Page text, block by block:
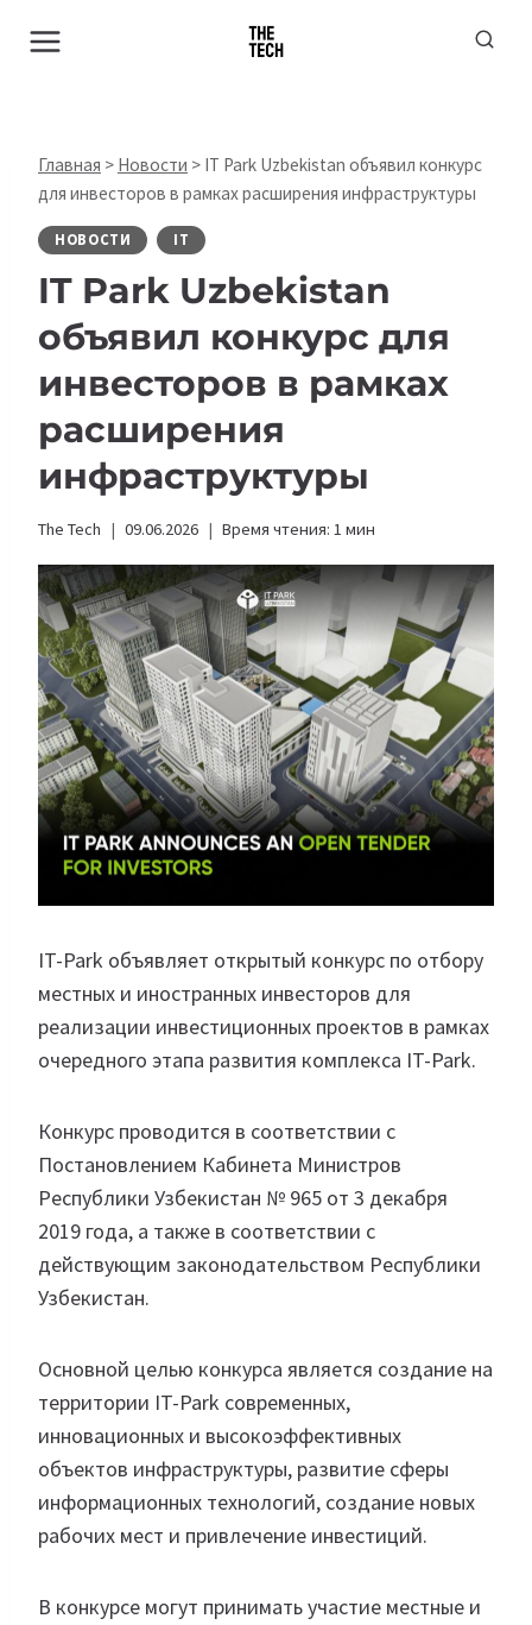
Главная > Новости > IT Park Uzbekistan объявил конкурс
для инвесторов в рамках расширения инфраструктуры
НОВОСТИ IT
IT Park Uzbekistan
объявил конкурс для
инвесторов в рамках
расширения
инфраструктуры
The Tech 09.06.2026 Время чтения: 1 мин
IT-Park объявляет открытый конкурс по отбору
местных и иностранных инвесторов для
реализации инвестиционных проектов в рамках
очередного этапа развития комплекса IT-Park.
Конкурс проводится в соответствии с
Постановлением Кабинета Министров
Республики Узбекистан № 965 от 3 декабря
2019 года, а также в соответствии с
действующим законодательством Республики
Узбекистан.
Основной целью конкурса является создание на
территории IT-Park современных,
инновационных и высокоэффективных
объектов инфраструктуры, развитие сферы
информационных технологий, создание новых
рабочих мест и привлечение инвестиций.
В конкурсе могут принимать участие местные и